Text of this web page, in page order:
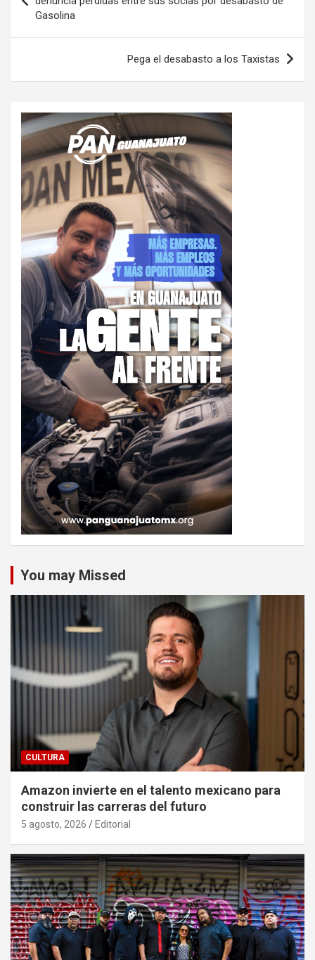
entradas
Gasolina
Pega el desabasto a los Taxistas
You may Missed
CULTURA
Amazon invierte en el talento mexicano para
construir las carreras del futuro
5 agosto, 2026 Editorial